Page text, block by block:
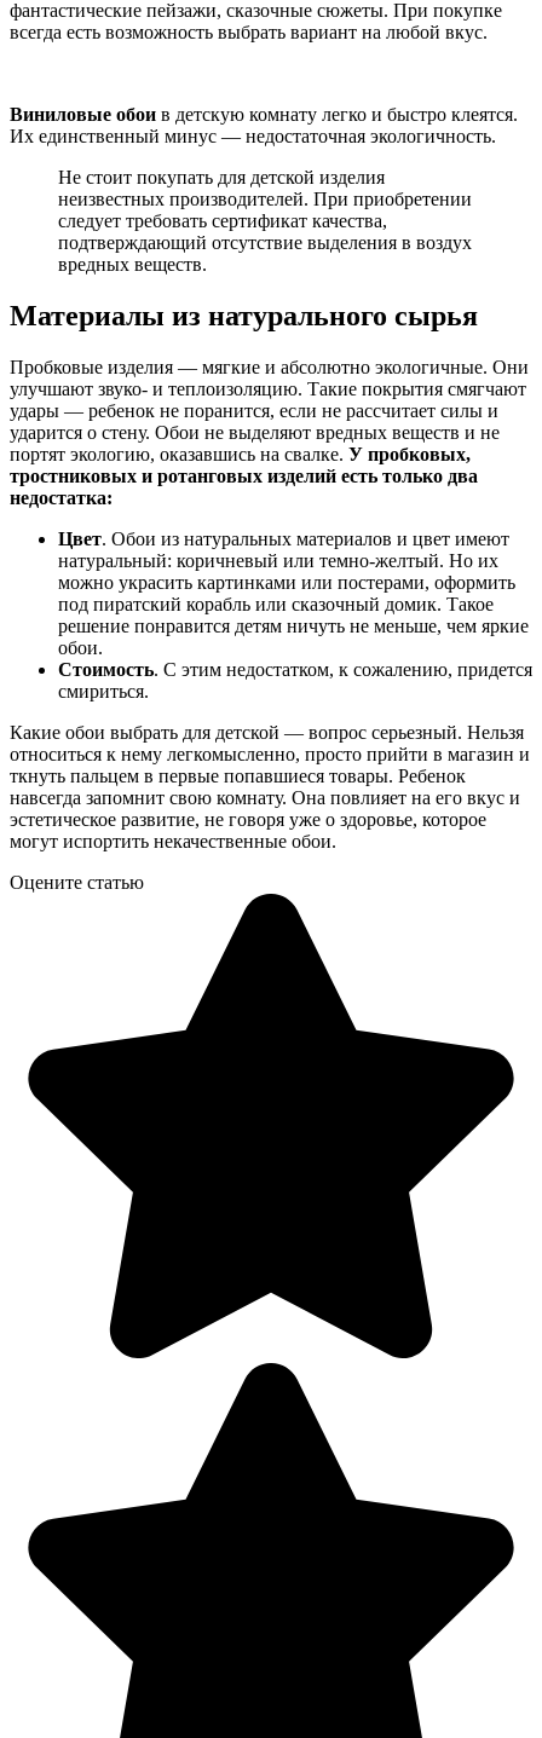
фантастические пейзажи, сказочные сюжеты. При покупке
всегда есть возможность выбрать вариант на любой вкус.
Виниловые обои в детскую комнату легко и быстро клеятся.
Их единственный минус — недостаточная экологичность.
Не стоит покупать для детской изделия
неизвестных производителей. При приобретении
следует требовать сертификат качества,
подтверждающий отсутствие выделения в воздух
вредных веществ.
Материалы из натурального сырья
Пробковые изделия — мягкие и абсолютно экологичные. Они
улучшают звуко- и теплоизоляцию. Такие покрытия смягчают
удары — ребенок не поранится, если не рассчитает силы и
ударится о стену. Обои не выделяют вредных веществ и не
портят экологию, оказавшись на свалке. У пробковых,
тростниковых и ротанговых изделий есть только два
недостатка:
Цвет. Обои из натуральных материалов и цвет имеют
натуральный: коричневый или темно-желтый. Но их
можно украсить картинками или постерами, оформить
под пиратский корабль или сказочный домик. Такое
решение понравится детям ничуть не меньше, чем яркие
обои.
Стоимость. С этим недостатком, к сожалению, придется
смириться.
Какие обои выбрать для детской — вопрос серьезный. Нельзя
относиться к нему легкомысленно, просто прийти в магазин и
ткнуть пальцем в первые попавшиеся товары. Ребенок
навсегда запомнит свою комнату. Она повлияет на его вкус и
эстетическое развитие, не говоря уже о здоровье, которое
могут испортить некачественные обои.
Оцените статью